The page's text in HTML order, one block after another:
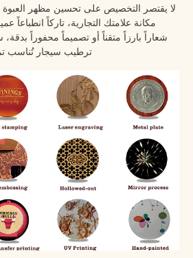
لا يقتصر التخصيص على تحسين مظهر
مكانة علامتك التجارية، تاركاً انطباعاً
شعاراً بارزاً متقناً أو تصميماً محفوراً
ترطيب سيجار تُناسب